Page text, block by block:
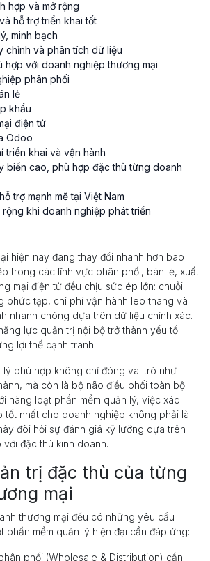
hợp và mở rộng
hỗ trợ triển khai tốt
minh bạch
chỉnh và phân tích dữ liệu
hợp với doanh nghiệp thương mại
phân phối
lẻ
khẩu
điện tử
Odoo
triển khai và vận hành
biến cao, phù hợp đặc thù từng doanh
trợ mạnh mẽ tại Việt Nam
rộng khi doanh nghiệp phát triển
hiện nay đang thay đổi nhanh hơn bao
trong các lĩnh vực phân phối, bán lẻ, xuất
mại điện tử đều chịu sức ép lớn: chuỗi
phức tạp, chi phí vận hành leo thang và
nhanh chóng dựa trên dữ liệu chính xác.
lực quản trị nội bộ trở thành yếu tố
lợi thế cạnh tranh.
lý phù hợp không chỉ đóng vai trò như
mà còn là bộ não điều phối toàn bộ
hàng loạt phần mềm quản lý, việc xác
tốt nhất cho doanh nghiệp không phải là
đòi hỏi sự đánh giá kỹ lưỡng dựa trên
đặc thù kinh doanh.
trị đặc thù của từng
mại
thương mại đều có những yêu cầu
phần mềm quản lý hiện đại cần đáp ứng:
phối (Wholesale & Distribution) cần